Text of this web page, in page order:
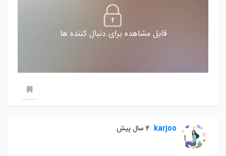
قابل مشاهده برای دنبال کننده ها
karjoo 4 سال پیش